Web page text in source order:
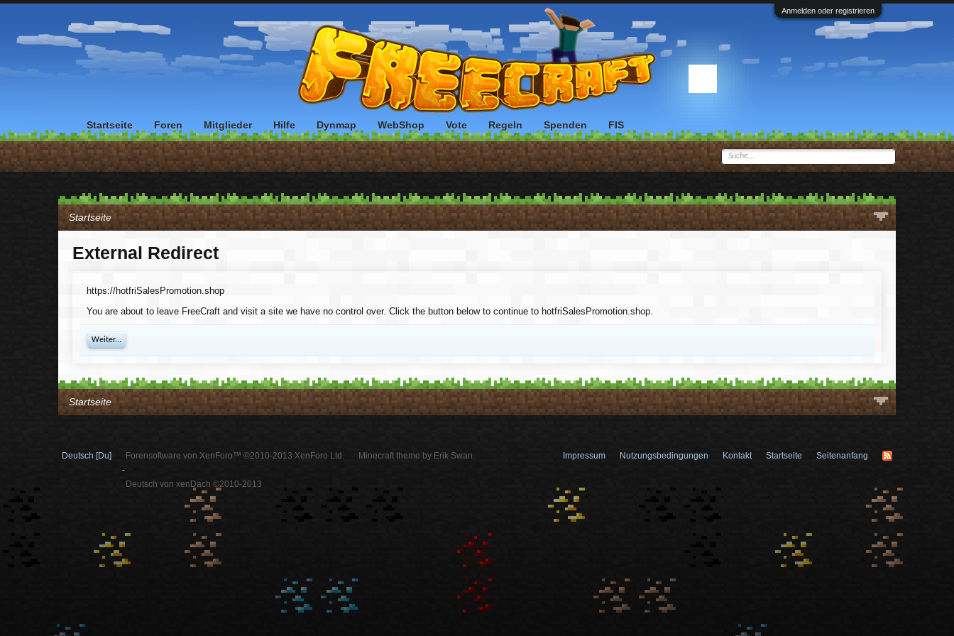
Anmelden oder registrieren
Startseite
External Redirect
https://hotfriSalesPromotion.shop
You are about to leave FreeCraft and visit a site we have no control over. Click the button below to continue to hotfriSalesPromotion.shop.
Weiter...
Startseite
Startseite Foren Mitglieder Hilfe Dynmap WebShop Vote Regeln Spenden FIS
Deutsch [Du]
Forensoftware von XenForo™ ©2010-2013 XenForo Ltd.
-
Deutsch von xenDach ©2010-2013
Minecraft theme by Erik Swan. Impressum Nutzungsbedingungen Kontakt Startseite Seitenanfang